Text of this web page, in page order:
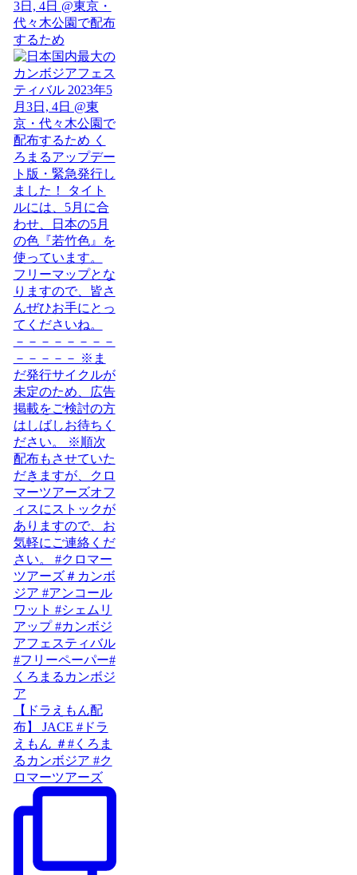
3日, 4日 @東京・
代々木公園で配布
するため
【ドラえもん配
布】 JACE #ドラ
えもん ＃#くろま
るカンボジア #ク
ロマーツアーズ